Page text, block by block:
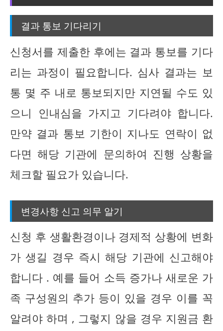
결과 통보 기다리기
신청서를 제출한 후에는 결과 통보를 기다
리는 과정이 필요합니다. 심사 결과는 보
통 몇 주 내로 통보되지만 지연될 수도 있
으니 인내심을 가지고 기다려야 합니다.
만약 결과 통보 기한이 지나도 연락이 없
다면 해당 기관에 문의하여 진행 상황을
체크할 필요가 있습니다.
변경사항 신고 의무 알기
신청 후 생활환경이나 경제적 상황에 변화
가 생길 경우 즉시 해당 기관에 신고해야
합니다 . 예를 들어 소득 증가나 새로운 가
족 구성원의 추가 등이 있을 경우 이를 꼭
알려야 하며 , 그렇지 않을 경우 지원금 환